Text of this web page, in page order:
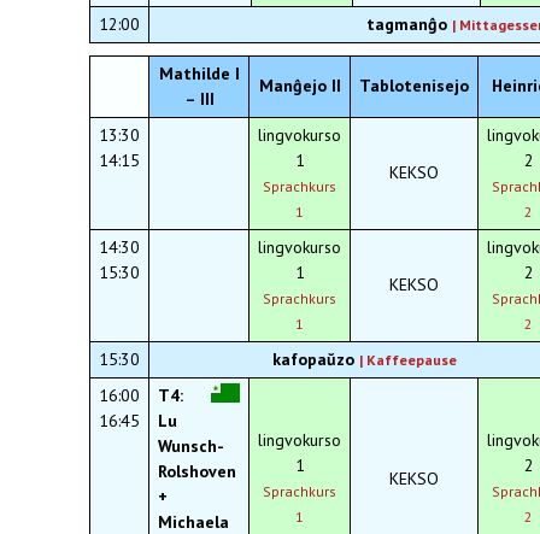
12:00 tagmanĝo | Mittag
Mathilde I
– III
Manĝejo II Tablotenisejo
13:30
14:15
lingvokurso
1
Sprachkurs
1
KEKSO
2
2
14:30
15:30
lingvokurso
1
Sprachkurs
1
KEKSO
2
2
15:30 kafopaŭzo | Kaffeepause
16:00
16:45
T4:
Lu
Wunsch-
Rolshoven
+
Michaela
lingvokurso
1
Sprachkurs
1
KEKSO
2
2